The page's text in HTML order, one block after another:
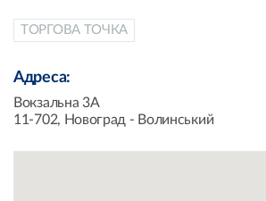
ТОРГОВА ТОЧКА
Адреса:
Вокзальна 3А
11-702, Новоград - Волинський